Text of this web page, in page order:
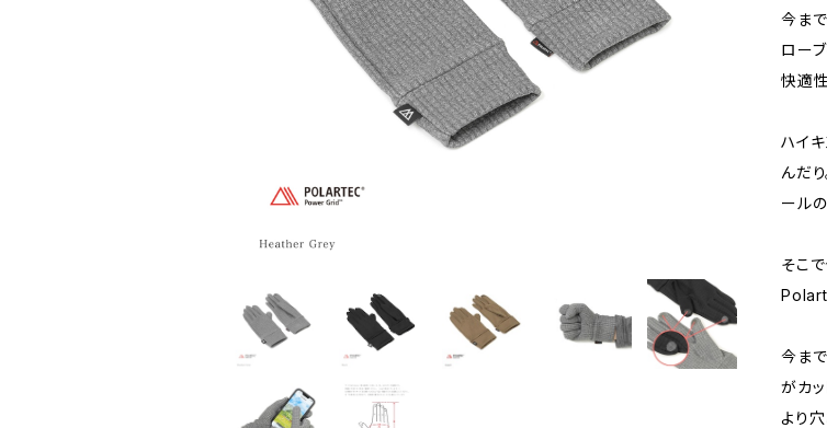
今ま
ロー
快適
ハイ
んだ
ール
そこ
今ま
がカ
より